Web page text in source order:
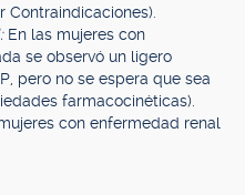
En las mujeres con
se observó un ligero
pero no se espera que sea
farmacocinéticas).
con enfermedad renal